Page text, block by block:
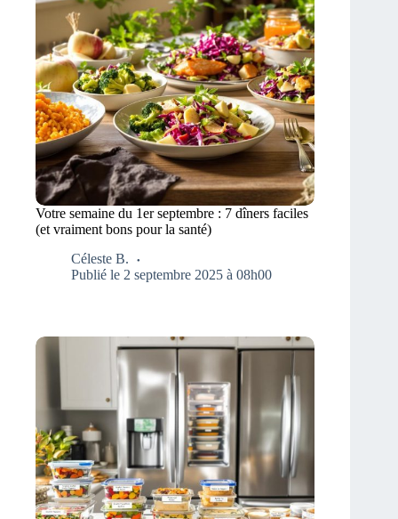
Votre semaine du 1er septembre : 7 dîners faciles
(et vraiment bons pour la santé)
Céleste B.
Publié le 2 septembre 2025 à 08h00